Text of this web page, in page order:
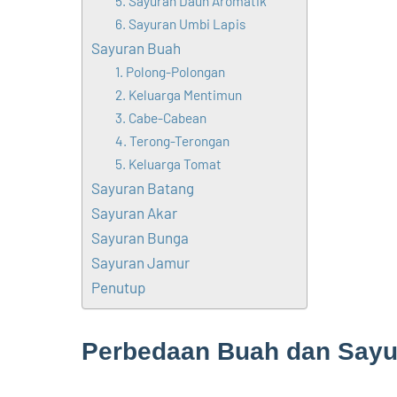
6. Sayuran Umbi Lapis
Sayuran Buah
1. Polong-Polongan
2. Keluarga Mentimun
3. Cabe-Cabean
4. Terong-Terongan
5. Keluarga Tomat
Sayuran Batang
Sayuran Akar
Sayuran Bunga
Sayuran Jamur
Penutup
Perbedaan Buah dan